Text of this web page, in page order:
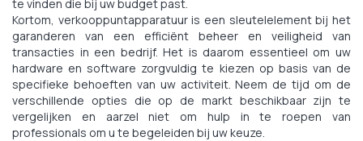
te vinden die bij uw budget past.
Kortom, verkooppuntapparatuur is een sleutelelement bij het
garanderen van een efficiënt beheer en veiligheid van
transacties in een bedrijf. Het is daarom essentieel om uw
hardware en software zorgvuldig te kiezen op basis van de
specifieke behoeften van uw activiteit. Neem de tijd om de
verschillende opties die op de markt beschikbaar zijn te
vergelijken en aarzel niet om hulp in te roepen van
professionals om u te begeleiden bij uw keuze.